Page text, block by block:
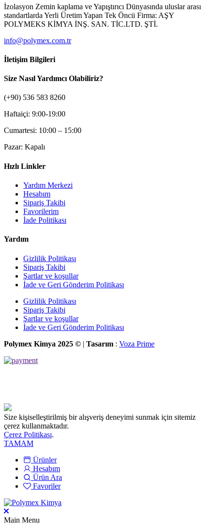
İzolasyon Zemin kaplama ve Yapıştırıcı Dünyasında uluslar arası
standartlarda Yerli Üretim Yapan Tek Öncü Firma: AŞY
POLYMEKS KİMYA İNŞ. SAN. TİC.LTD. ŞTİ.
info@polymex.com.tr
İletişim Bilgileri
Size Nasıl Yardımcı Olabiliriz?
(+90) 536 583 8260
Haftaiçi: 9:00-19:00
Cumartesi: 10:00 – 15:00
Pazar: Kapalı
Hızlı Linkler
Yardım Merkezi
Hesabım
Sipariş Takibi
Favorilerim
İade Politikası
Yardım
Gizlilik Politikası
Sipariş Takibi
Şartlar ve koşullar
İade ve Geri Gönderim Politikası
Gizlilik Politikası
Sipariş Takibi
Şartlar ve koşullar
İade ve Geri Gönderim Politikası
Polymex Kimya 2025 © | Tasarım : Voza Prime
Size kişiselleştirilmiş bir alışveriş deneyimi sunmak için sitemiz
çerez kullanmaktadır.
Çerez Politikası.
TAMAM
Ürünler
Hesabım
Ürün Ara
Favoriler
Main Menu